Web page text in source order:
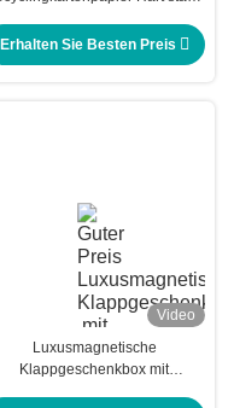
Luxusklappbare
Magnetgeschenkbox
Erhalten Sie Besten Preis
Video
Luxusmagnetische
Klappgeschenkbox mit